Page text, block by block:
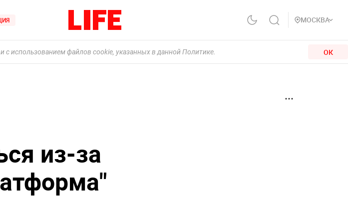
МОСКВА
и с использованием файлов cookie, указанных в данной Политике. ОК
из-за